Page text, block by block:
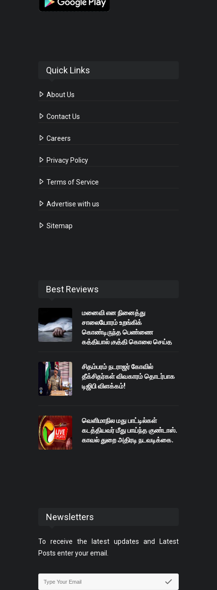
Quick Links
About Us
Contact Us
Careers
Privacy Policy
Terms of Service
Advertise with us
Sitemap
Best Reviews
மனைவி என நினைத்து
சாலையோரம் உறங்கிக்
கொண்டிருந்த பெண்ணை
கத்தியால் குத்தி கொலை செய்த
சிதம்பரம் நடராஜர் கோவில்
தீக்சிதர்கள் விவகாரம் தொடர்பாக
டிஜிபி விளக்கம்!
வெளிமாநில மது பாட்டில்கள்
கடத்தியவர் மீது பாய்ந்த குண்டாஸ்.
காவல் துறை அதிரடி நடவடிக்கை.
Newsletters
To receive the latest updates and Latest
Posts enter your email.